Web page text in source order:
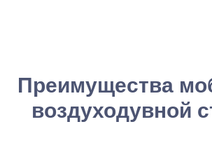
Преимущества
воздуходувной